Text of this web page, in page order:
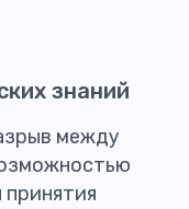
знаний
между
принятия